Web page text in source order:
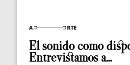
El sonido como
Entrevistamos a...